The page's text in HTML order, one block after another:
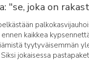
"se, joka on
kaikkea
tyytyväisemmän
jokaisessa